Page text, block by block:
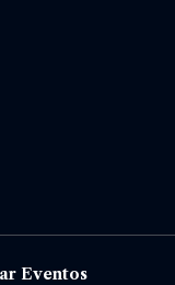
Eventos